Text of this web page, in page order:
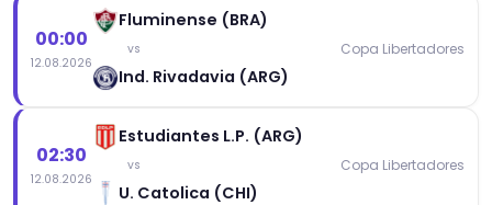
00:00
12.08.2026
Fluminense (BRA)
vs
Ind. Rivadavia (ARG)
Copa Libertadores
02:30
12.08.2026
Estudiantes L.P. (ARG)
vs
U. Catolica (CHI)
Copa Libertadores